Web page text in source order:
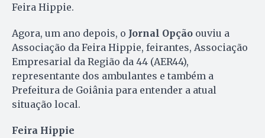
Feira Hippie.
Agora, um ano depois, o Jornal Opção ouviu a
Associação da Feira Hippie, feirantes, Associação
Empresarial da Região da 44 (AER44),
representante dos ambulantes e também a
Prefeitura de Goiânia para entender a atual
situação local.
Feira Hippie